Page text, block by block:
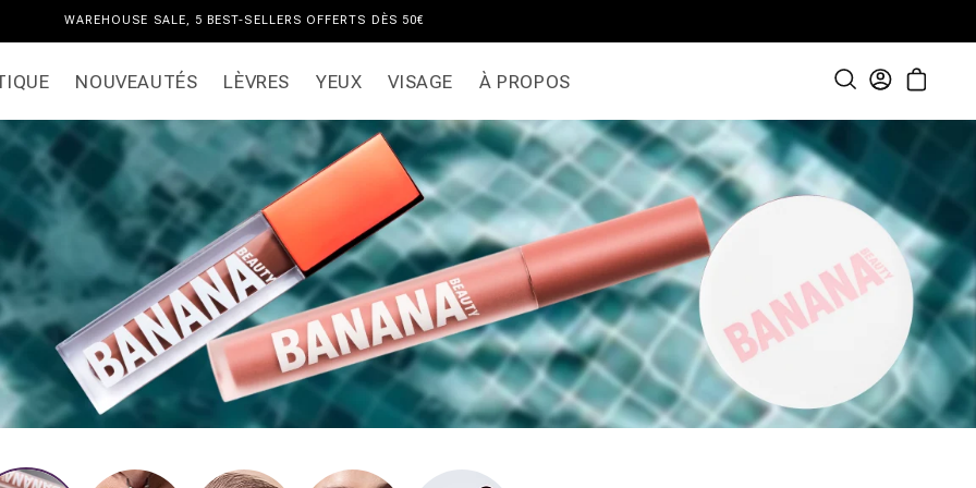
WAREHOUSE SALE, 5 BEST-SELLERS OFFERTS DÈS 50€
NOUVEAUTÉS LÈVRES YEUX VISAGE À PROPOS Connexion
Panier